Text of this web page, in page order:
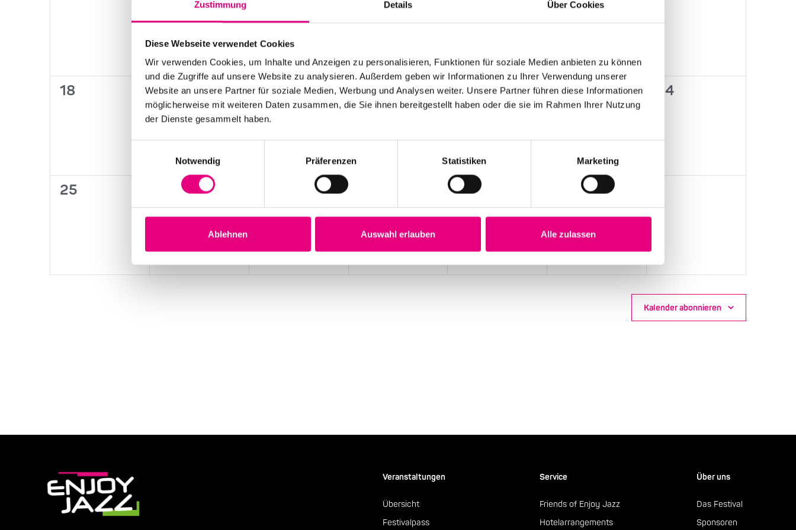
Zustimmung Details Über Cookies
Diese Webseite verwendet Cookies
Wir verwenden Cookies, um Inhalte und Anzeigen zu personalisieren, Funktionen für soziale Medien anbieten zu können
und die Zugriffe auf unsere Website zu analysieren. Außerdem geben wir Informationen zu Ihrer Verwendung unserer
Website an unsere Partner für soziale Medien, Werbung und Analysen weiter. Unsere Partner führen diese Informationen
möglicherweise mit weiteren Daten zusammen, die Sie ihnen bereitgestellt haben oder die sie im Rahmen Ihrer Nutzung
der Dienste gesammelt haben.
Notwendig
Präferenzen Statistiken Marketing
Ablehnen Auswahl erlauben Alle zulassen
Veranstaltungen,
Veranstaltungen, Veranstaltungen,Veranstaltungen,
0
Veranstaltungen,
18
0
Veranstaltungen,
19
0
Veranstaltungen,
20
0
Veranstaltungen,
21
0
Veranstaltungen,
22
0
Veranstaltungen,
23
024
0
Veranstaltungen,
25
Veranstaltungen,Veranstaltungen,Veranstaltungen,
0
Veranstaltungen,
29
Veranstaltungen,Veranstaltungen,
Kalender abonnieren
Veranstaltungen
Übersicht
Festivalpass
Service
Friends of Enjoy Jazz
Hotelarrangements
Über uns
Das Festival
Sponsoren